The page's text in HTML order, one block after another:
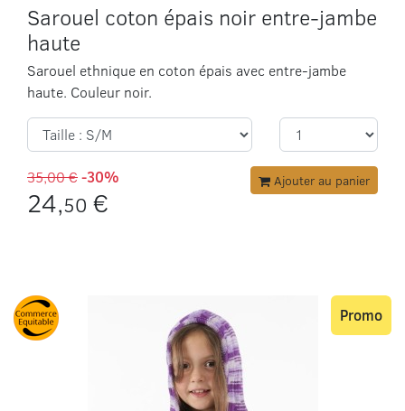
Sarouel coton épais noir entre-jambe
haute
Sarouel ethnique en coton épais avec entre-jambe
haute. Couleur noir.
35,00 €-30%
24,50 €
Ajouter au panier
Promo